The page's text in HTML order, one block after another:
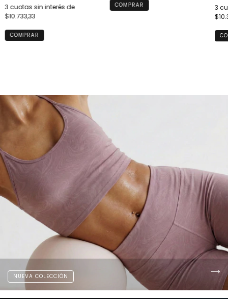
3 cuotas sin interés de
$10.733,33
COMPRAR
COMPRAR
3
NUEVA COLECCIÓN